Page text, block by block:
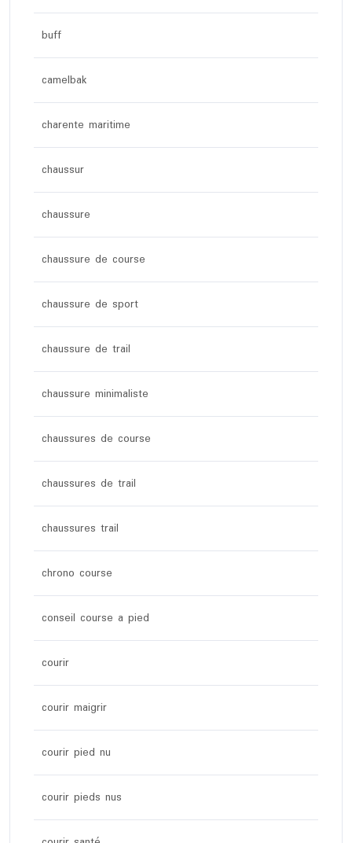
buff
camelbak
charente maritime
chaussur
chaussure
chaussure de course
chaussure de sport
chaussure de trail
chaussure minimaliste
chaussures de course
chaussures de trail
chaussures trail
chrono course
conseil course a pied
courir
courir maigrir
courir pied nu
courir pieds nus